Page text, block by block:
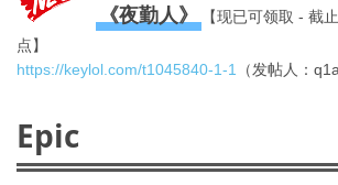
《夜勤人》
【现已可领取 - 截
点】
https://keylol.com/t1045840-1-1
（发帖人：
Epic